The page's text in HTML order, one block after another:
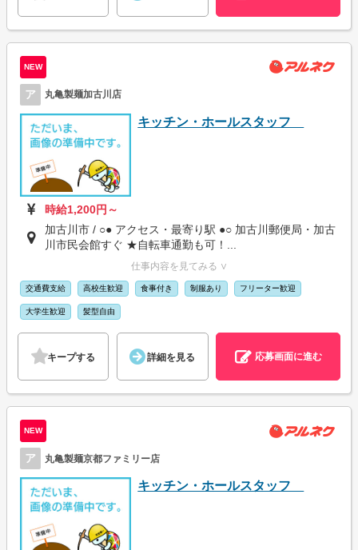
NEW
ア 丸亀製麺加古川店
キッチン・ホールスタッフ
時給1,200円～
加古川市 / ○● アクセス・最寄り駅 ●○ 加古川郵便局・加古
川市民会館すぐ ★自転車通勤も可！...
仕事内容を見てみる ∨
交通費支給 高校生歓迎 食事付き 制服あり フリーター歓迎
大学生歓迎 髪型自由
キープする 詳細を見る 応募画面に進む
NEW
ア 丸亀製麺京都ファミリー店
キッチン・ホールスタッフ